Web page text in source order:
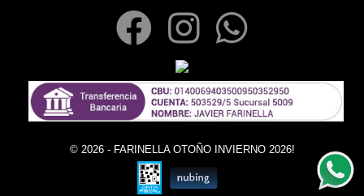
© 2026 - FARINELLA OTOÑO INVIERNO 2026!